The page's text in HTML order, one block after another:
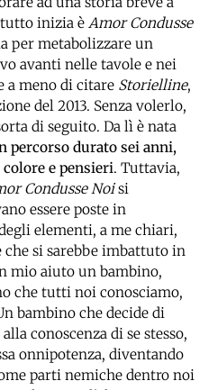
inizia è Amor Condusse
per metabolizzare un
avanti nelle tavole e nei
a meno di citare Storielline,
del 2013. Senza volerlo,
di seguito. Da lì è nata
percorso durato sei anni,
e pensieri. Tuttavia,
Condusse Noisi
essere poste in
elementi, a me chiari,
si sarebbe imbattuto in
mio aiuto un bambino,
che tutti noi conosciamo,
bambino che decide di
conoscenza di se stesso,
onnipotenza, diventando
parti nemiche dentro noi